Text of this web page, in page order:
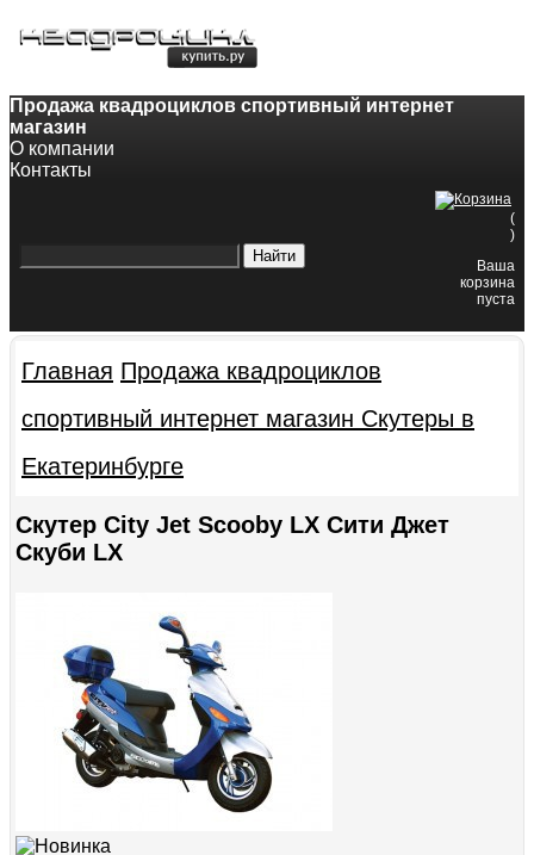
Продажа квадроциклов спортивный интернет
магазин
О компании
Контакты
(
)
Ваша
корзина
пуста
Главная Продажа квадроциклов
спортивный интернет магазин Скутеры в
Екатеринбурге
Скутер City Jet Scooby LX Сити Джет
Скуби LX